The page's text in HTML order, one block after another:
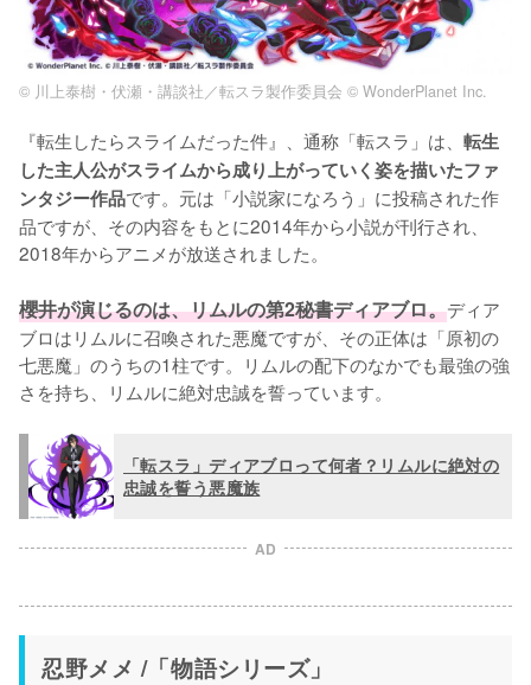
© 川上泰樹・伏瀬・講談社／転スラ製作委員会 © WonderPlanet Inc.
『転生したらスライムだった件』、通称「転スラ」は、 転生
した主人公がスライムから成り上がっていく姿を描いたファ
ンタジー作品です。元は「小説家になろう」に投稿された作
品ですが、その内容をもとに2014年から小説が刊行され、
2018年からアニメが放送されました。
櫻井が演じるのは、リムルの第2秘書ディアブロ。ディア
ブロはリムルに召喚された悪魔ですが、その正体は「原初の
七悪魔」のうちの1柱です。リムルの配下のなかでも最強の強
さを持ち、リムルに絶対忠誠を誓っています。
「転スラ」ディアブロって何者？リムルに絶対の
忠誠を誓う悪魔族
AD
忍野メメ /「物語シリーズ」